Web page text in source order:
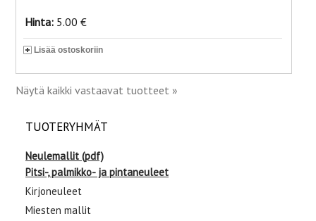
Hinta: 5.00 €
Lisää ostoskoriin
Näytä kaikki vastaavat tuotteet »
TUOTERYHMÄT
Neulemallit (pdf)
Pitsi-, palmikko- ja pintaneuleet
Kirjoneuleet
Miesten mallit